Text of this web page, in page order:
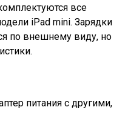
все
iPad mini. Зарядки
по внешнему виду, но